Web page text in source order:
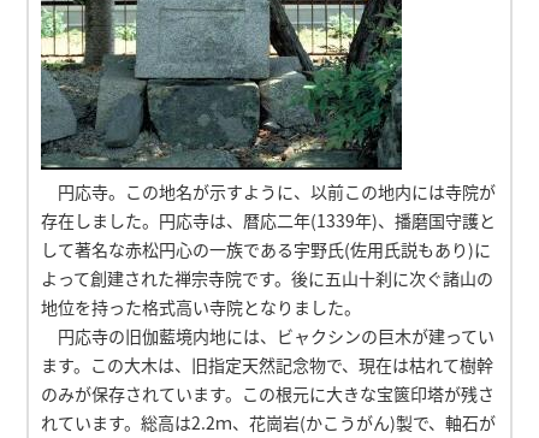
円応寺。この地名が示すように、以前この地内には寺院が
存在しました。円応寺は、暦応二年(1339年)、播磨国守護と
して著名な赤松円心の一族である宇野氏(佐用氏説もあり)に
よって創建された禅宗寺院です。後に五山十刹に次ぐ諸山の
地位を持った格式高い寺院となりました。
円応寺の旧伽藍境内地には、ビャクシンの巨木が建ってい
ます。この大木は、旧指定天然記念物で、現在は枯れて樹幹
のみが保存されています。この根元に大きな宝篋印塔が残さ
れています。総高は2.2ｍ、花崗岩(かこうがん)製で、軸石が